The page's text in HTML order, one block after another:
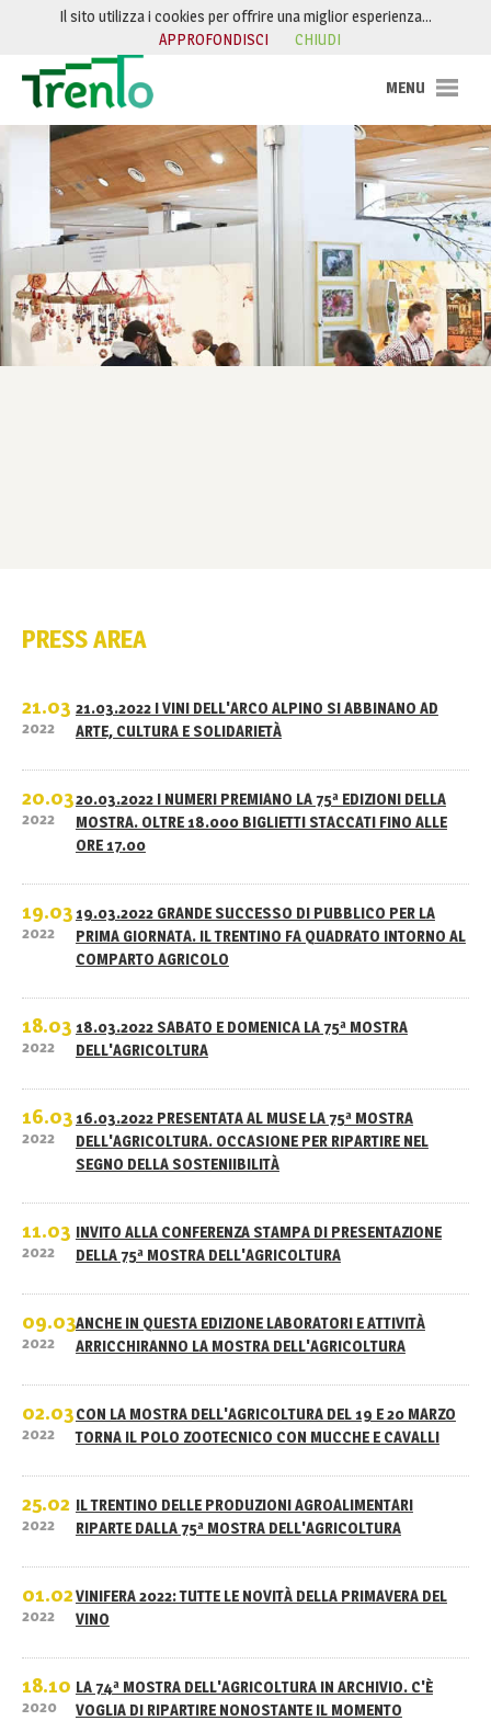
Salta al contenuto
PRESS AREA
21.03
2022
21.03.2022 I VINI DELL'ARCO ALPINO SI ABBINANO AD
ARTE, CULTURA E SOLIDARIETÀ
20.03
2022
20.03.2022 I NUMERI PREMIANO LA 75ª EDIZIONI DELLA
MOSTRA. OLTRE 18.000 BIGLIETTI STACCATI FINO ALLE
ORE 17.00
19.03
2022
19.03.2022 GRANDE SUCCESSO DI PUBBLICO PER LA
PRIMA GIORNATA. IL TRENTINO FA QUADRATO INTORNO AL
COMPARTO AGRICOLO
18.03
2022
18.03.2022 SABATO E DOMENICA LA 75ª MOSTRA
DELL'AGRICOLTURA
16.03
2022
16.03.2022 PRESENTATA AL MUSE LA 75ª MOSTRA
DELL'AGRICOLTURA. OCCASIONE PER RIPARTIRE NEL
SEGNO DELLA SOSTENIIBILITÀ
11.03
2022
INVITO ALLA CONFERENZA STAMPA DI PRESENTAZIONE
DELLA 75ª MOSTRA DELL'AGRICOLTURA
09.03
2022
ANCHE IN QUESTA EDIZIONE LABORATORI E ATTIVITÀ
ARRICCHIRANNO LA MOSTRA DELL'AGRICOLTURA
02.03
2022
CON LA MOSTRA DELL'AGRICOLTURA DEL 19 E 20 MARZO
TORNA IL POLO ZOOTECNICO CON MUCCHE E CAVALLI
25.02
2022
IL TRENTINO DELLE PRODUZIONI AGROALIMENTARI
RIPARTE DALLA 75ª MOSTRA DELL'AGRICOLTURA
01.02
2022
VINIFERA 2022: TUTTE LE NOVITÀ DELLA PRIMAVERA DEL
VINO
18.10
2020
LA 74ª MOSTRA DELL'AGRICOLTURA IN ARCHIVIO. C'È
VOGLIA DI RIPARTIRE NONOSTANTE IL MOMENTO
Il sito utilizza i cookies per offrire una miglior esperienza…
APPROFONDISCI
CHIUDI